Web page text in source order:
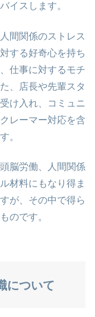
イスします。
間関係のストレス
する好奇心を持ち
仕事に対するモチ
、店長や先輩スタ
け入れ、コミュニ
レーマー対応を含
。
脳労働、人間関係
材料にもなり得ま
が、その中で得ら
のです。
について